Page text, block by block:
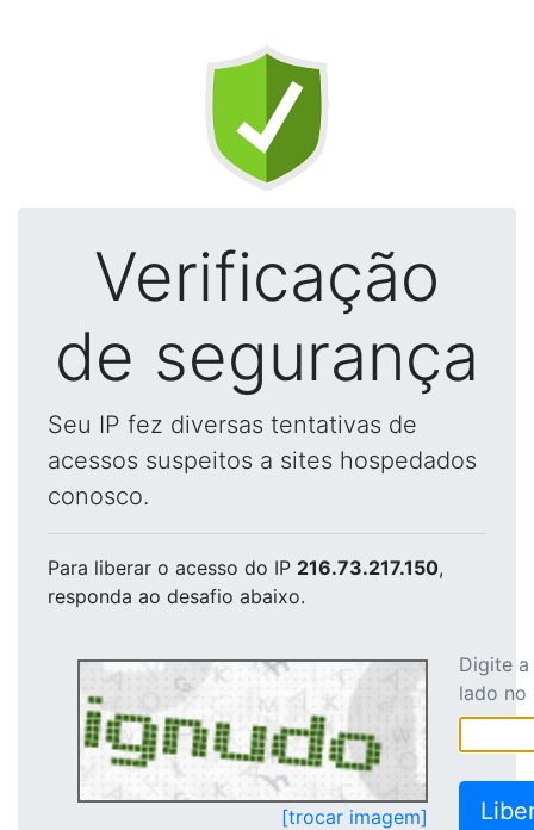
Verificação
de segurança
Seu IP fez diversas tentativas de
acessos suspeitos a sites hospedados
conosco.
Para liberar o acesso do IP 216.73.217.150,
responda ao desafio abaixo.
[trocar imagem]
Digite
lado no